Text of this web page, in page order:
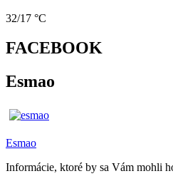
32/17 °C
FACEBOOK
Esmao
Esmao
Informácie, ktoré by sa Vám mohli